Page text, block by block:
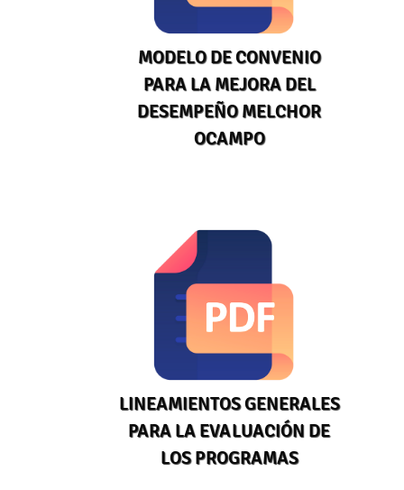
MODELO DE CONVENIO
PARA LA MEJORA DEL
DESEMPEÑO MELCHOR
OCAMPO
LINEAMIENTOS GENERALES
PARA LA EVALUACIÓN DE
LOS PROGRAMAS